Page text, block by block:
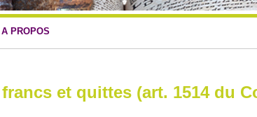
A PROPOS
et quittes (art. 1514 du